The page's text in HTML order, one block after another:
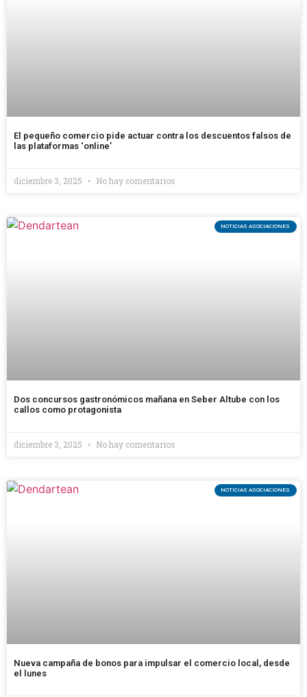
El pequeño comercio pide actuar contra los descuentos falsos de
las plataformas ‘online’
diciembre 3, 2025 No hay comentarios
NOTICIAS ASOCIACIONES
Dos concursos gastronómicos mañana en Seber Altube con los
callos como protagonista
diciembre 3, 2025 No hay comentarios
NOTICIAS ASOCIACIONES
Nueva campaña de bonos para impulsar el comercio local, desde
el lunes